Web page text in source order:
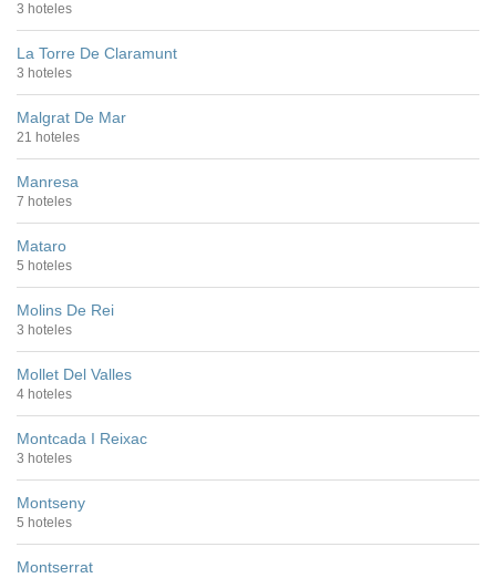
3 hoteles
La Torre De Claramunt
3 hoteles
Malgrat De Mar
21 hoteles
Manresa
7 hoteles
Mataro
5 hoteles
Molins De Rei
3 hoteles
Mollet Del Valles
4 hoteles
Montcada I Reixac
3 hoteles
Montseny
5 hoteles
Montserrat